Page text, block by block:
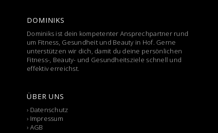
DOMINIKS
Dominiks ist dein kompetenter Ansprechpartner rund
um Fitness, Gesundheit und Beauty in Hof. Gerne
unterstützen wir dich, damit du deine persönlichen
Fitness-, Beauty- und Gesundheitsziele schnell und
effektiv erreichst.
ÜBER UNS
› Datenschutz
› Impressum
› AGB